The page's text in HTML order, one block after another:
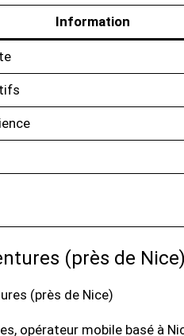
Information
(près de Nice)
opérateur mobile basé à